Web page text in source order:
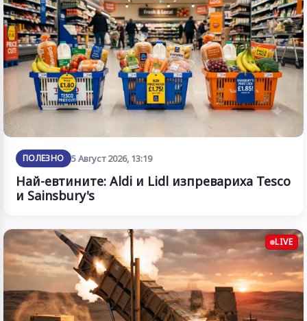
ПОЛЕЗНО 5 Август 2026, 13:19
Най-евтините: Aldi и Lidl изпревариха Tesco
и Sainsbury's
LIVE